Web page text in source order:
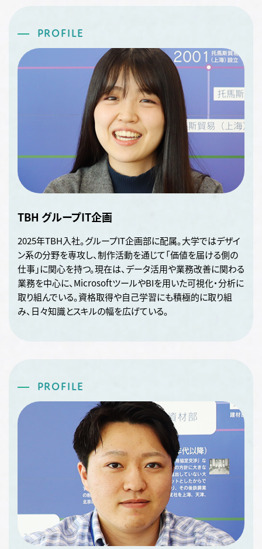
PROFILE
TBH グループIT企画
2025年TBH入社。グループIT企画部に配属。大学ではデザイ
ン系の分野を専攻し、制作活動を通じて「価値を届ける側の
仕事」に関心を持つ。現在は、データ活用や業務改善に関わる
業務を中心に、MicrosoftツールやBIを用いた可視化・分析に
取り組んでいる。資格取得や自己学習にも積極的に取り組
み、日々知識とスキルの幅を広げている。
PROFILE